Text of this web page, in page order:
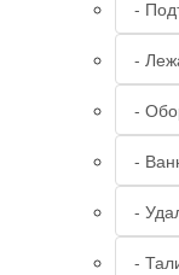
-
-
-
-
-
-